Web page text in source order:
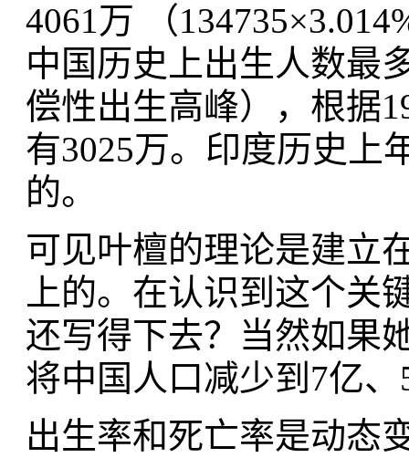
4061万 （
中国历史上出生人数最
偿性出生高峰），根据
有3025万。印度历史上
的。
可见叶檀的理论是建立
上的。在认识到这个关
还写得下去？当然如果
将中国人口减少到7亿
出生率和死亡率是动态